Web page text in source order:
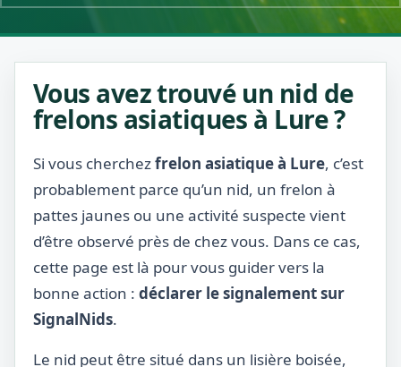
Vous avez trouvé un nid de
frelons asiatiques à Lure ?
Si vous cherchezfrelon asiatique à Lure, c’est
probablement parce qu’un nid, un frelon à
pattes jaunes ou une activité suspecte vient
d’être observé près de chez vous. Dans ce cas,
cette page est là pour vous guider vers la
bonne action : déclarer le signalement sur
SignalNids.
Le nid peut être situé dans un lisière boisée,